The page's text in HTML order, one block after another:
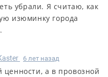
убрали. Я считаю, как
изюминку города
6 лет назад
ценности, а в провозной